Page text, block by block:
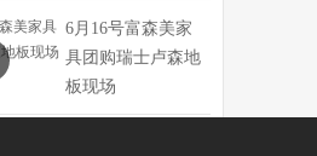
6月16号富森美家
具团购瑞士卢森地
板现场